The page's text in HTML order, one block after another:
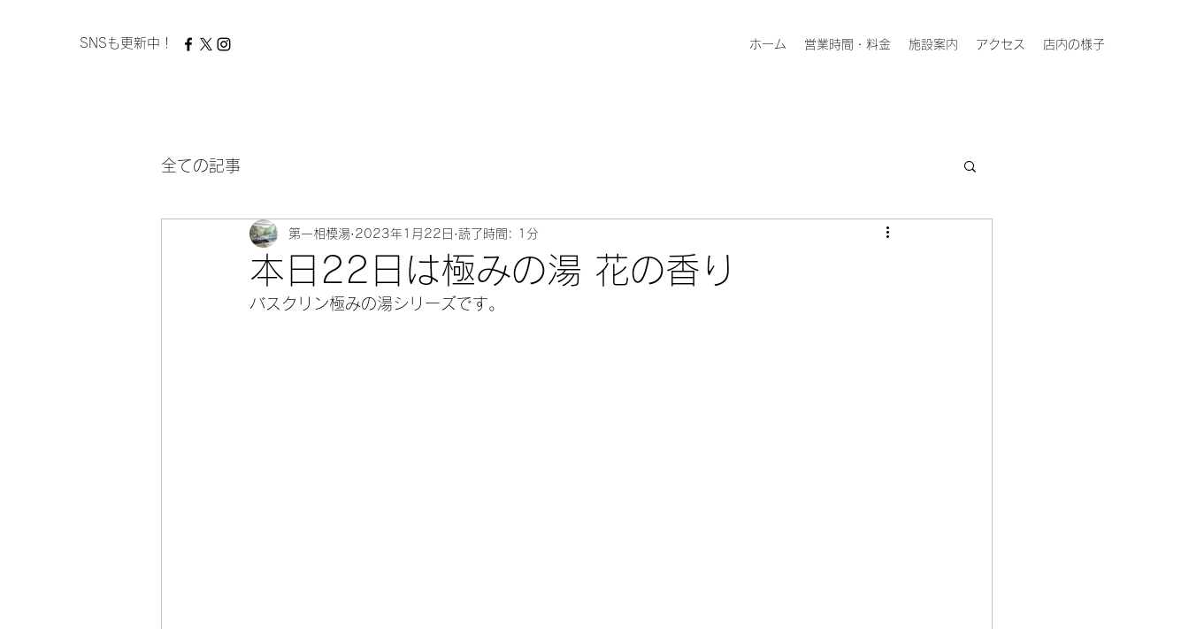
​ SNSも更新中！ ホーム 営業時間・料金 施設案内 アクセス 店内の様子
全ての記事
本日22日は極みの湯 花の香り
第一相模湯 2023年1月22日 読了時間: 1分
バスクリン極みの湯シリーズです。